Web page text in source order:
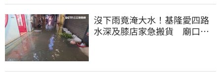
沒下雨竟淹大水！基隆愛四路
水深及膝店家急搬貨 廟口夜